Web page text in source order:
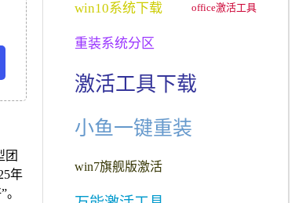
团
年
win10系统下载 office激活工具
重装系统分区
激活工具下载
小鱼一键重装
win7旗舰版激活